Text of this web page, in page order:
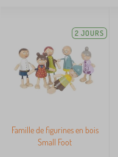
2 JOURS
Famille de figurines en bois
Small Foot